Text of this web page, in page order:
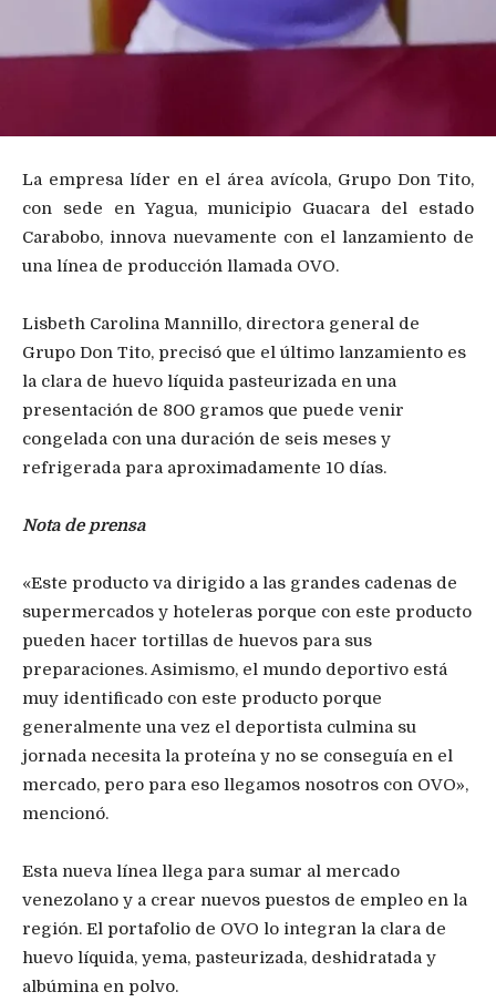
La empresa líder en el área avícola, Grupo Don Tito,
con sede en Yagua, municipio Guacara del estado
Carabobo, innova nuevamente con el lanzamiento de
una línea de producción llamada OVO.
Lisbeth Carolina Mannillo, directora general de
Grupo Don Tito, precisó que el último lanzamiento es
la clara de huevo líquida pasteurizada en una
presentación de 800 gramos que puede venir
congelada con una duración de seis meses y
refrigerada para aproximadamente 10 días.
Nota de prensa
«Este producto va dirigido a las grandes cadenas de
supermercados y hoteleras porque con este producto
pueden hacer tortillas de huevos para sus
preparaciones. Asimismo, el mundo deportivo está
muy identificado con este producto porque
generalmente una vez el deportista culmina su
jornada necesita la proteína y no se conseguía en el
mercado, pero para eso llegamos nosotros con OVO»,
mencionó.
Esta nueva línea llega para sumar al mercado
venezolano y a crear nuevos puestos de empleo en la
región. El portafolio de OVO lo integran la clara de
huevo líquida, yema, pasteurizada, deshidratada y
albúmina en polvo.